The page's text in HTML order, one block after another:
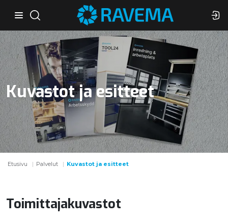
Etusivu Palvelut Kuvastot ja esitteet
Kuvastot ja esitteet
Toimittajakuvastot